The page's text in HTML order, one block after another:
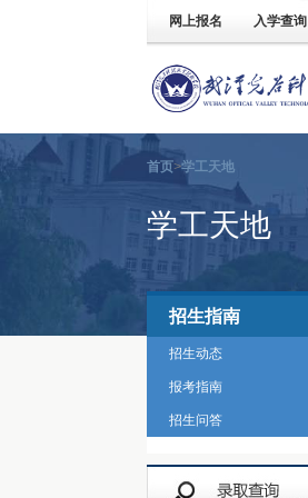
网上报名 入学查询
首页>学工天地
学工天地
招生指南
招生动态
报考指南
招生问答